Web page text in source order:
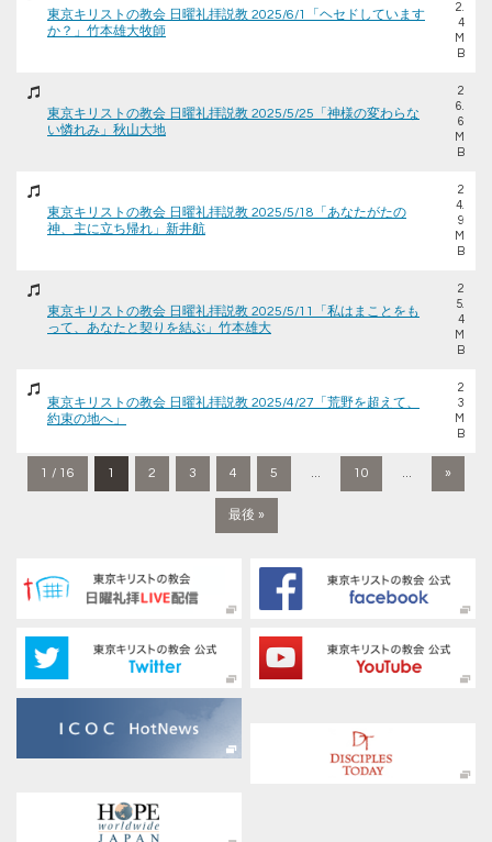
東京キリストの教会 日曜礼拝説教 2025/6/1「ヘセドしています
か？」竹本雄大牧師
2.
4
M
B
東京キリストの教会 日曜礼拝説教 2025/5/25「神様の変わらな
い憐れみ」秋山大地
2
6.
6
M
B
東京キリストの教会 日曜礼拝説教 2025/5/18「あなたがたの
神、主に立ち帰れ」新井航
2
4.
9
M
B
東京キリストの教会 日曜礼拝説教 2025/5/11「私はまことをも
って、あなたと契りを結ぶ」竹本雄大
2
5.
4
M
B
東京キリストの教会 日曜礼拝説教 2025/4/27「荒野を超えて、
約束の地へ」
2
3
M
B
1 / 16 1 2 3 4 5 ... 10 ... »
最後 »